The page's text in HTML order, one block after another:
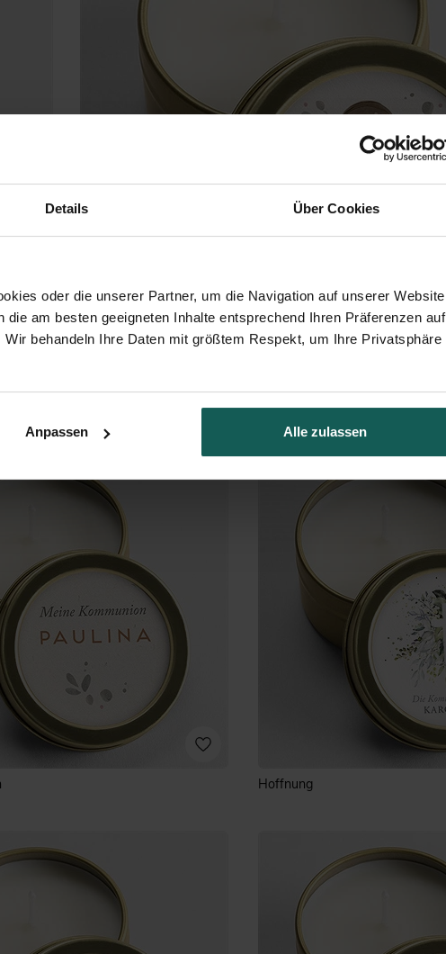
Details Über Cookies
oder die unserer Partner, um die Navigation auf unserer Website
am besten geeigneten Inhalte entsprechend Ihren Präferenzen auf
behandeln Ihre Daten mit größtem Respekt, um Ihre Privatsphäre
Anpassen Alle zulassen
Blumenfest
Hoffnung